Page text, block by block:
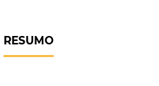
RESUMO